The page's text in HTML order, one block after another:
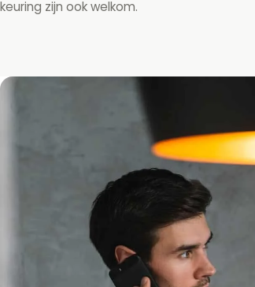
keuring zijn ook welkom.